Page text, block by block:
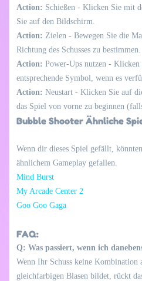
Action: Schießen - Klicken Sie mit
Sie auf den Bildschirm.
Action: Zielen - Bewegen Sie die
Richtung des Schusses zu bestimmen.
Action: Power-Ups nutzen - Klicken
entsprechende Symbol, wenn es
Action: Neustart - Klicken Sie auf
das Spiel von vorne zu beginnen
Bubble Shooter Ähnliche
Wenn dir dieses Spiel gefällt,
ähnlichem Gameplay gefallen.
Mind Burst
My Arcade Center 2
Goo Goo Gaga
FAQ:
Q: Was passiert, wenn ich
Wenn Ihr Schuss keine Kombination
gleichfarbigen Blasen bildet, rückt